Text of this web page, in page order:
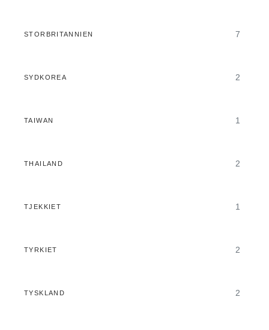
STORBRITANNIEN 7
SYDKOREA 2
TAIWAN 1
THAILAND 2
TJEKKIET 1
TYRKIET 2
TYSKLAND 2